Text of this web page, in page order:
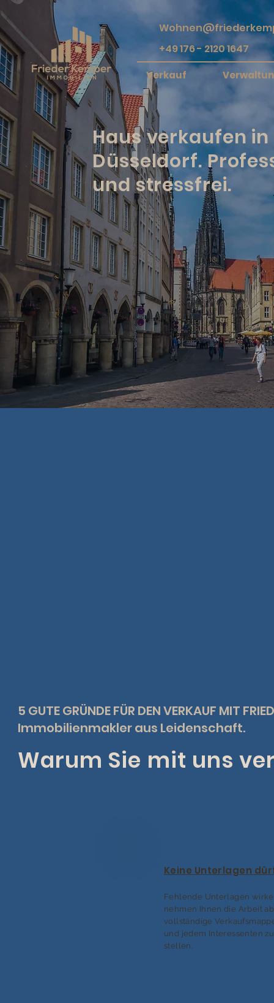
+49 176 - 2120 1647
Verkauf
Haus verkaufen in
Düsseldorf.
und stressfrei.
5 GUTE GRÜNDE FÜR DEN VERKAUF MIT
Immobilienmakler aus Leidenschaft.
Warum Sie mit uns
Keine Unterlagen
Fehlende Unterlagen
nehmen Ihnen die Arbeit
vollständige
und jedem Interessenten
stellen.